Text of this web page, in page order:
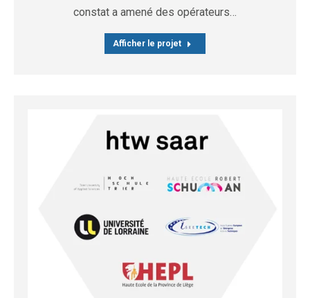
constat a amené des opérateurs…
Afficher le projet